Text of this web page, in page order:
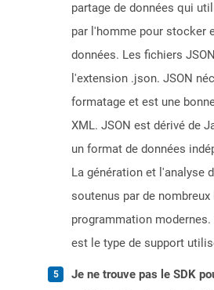
partage de données qui
par l'homme pour stocker
données. Les fichiers
l'extension .json. JSON
formatage et est une
XML. JSON est dérivé de
un format de données
La génération et l'analyse
soutenus par de nombreux
programmation
est le type de support
Je ne trouve pas le SDK